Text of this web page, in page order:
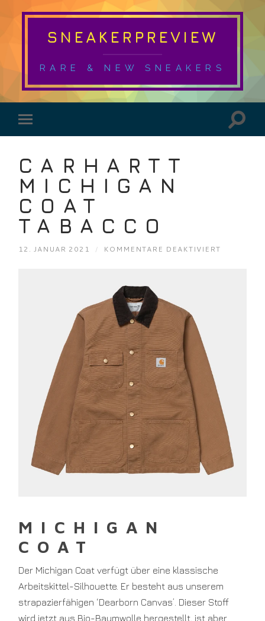
SNEAKERPREVIEW
RARE & NEW SNEAKERS
CARHARTT
MICHIGAN
COAT
TABACCO
12. JANUAR 2021 / KOMMENTARE DEAKTIVIERT
MICHIGAN
COAT
Der Michigan Coat verfügt über eine klassische
Arbeitskittel-Silhouette. Er besteht aus unserem
strapazierfähigen ‘Dearborn Canvas’. Dieser Stoff
wird jetzt aus Bio-Baumwolle hergestellt, ist aber